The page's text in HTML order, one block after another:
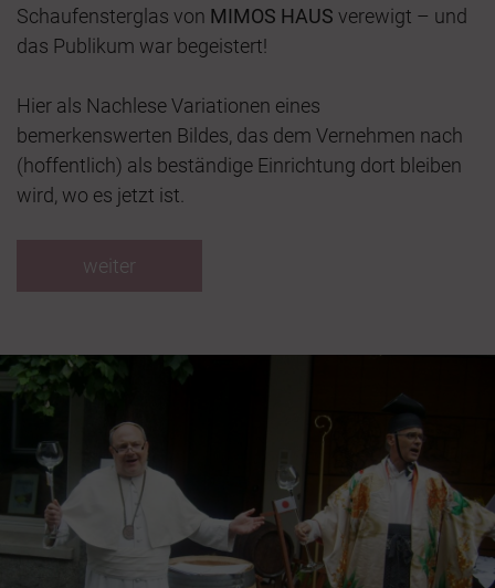
Schaufensterglas von MIMOS HAUS verewigt – und
das Publikum war begeistert!
Hier als Nachlese Variationen eines
bemerkenswerten Bildes, das dem Vernehmen nach
(hoffentlich) als beständige Einrichtung dort bleiben
wird, wo es jetzt ist.
weiter